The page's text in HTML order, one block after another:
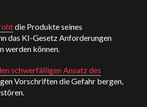
die Produkte seines
das KI-Gesetz Anforderungen
werden können.
schwerfälligen Ansatz des
Vorschriften die Gefahr bergen,